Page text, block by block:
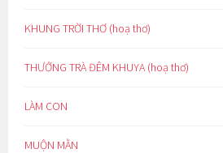
KHUNG TRỜI THƠ (hoạ thơ)
THƯỞNG TRÀ ĐÊM KHUYA (hoạ thơ)
LÀM CON
MUỘN MẰN